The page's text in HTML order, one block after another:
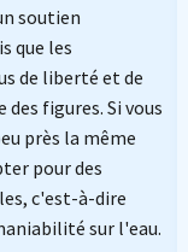
soutien
que les
de liberté et de
figures. Si vous
près la même
pour des
c'est-à-dire
sur l'eau.